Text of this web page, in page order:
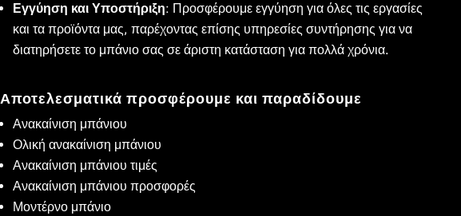
Εγγύηση και Υποστήριξη: Προσφέρουμε εγγύηση για όλες τις εργασίες
και τα προϊόντα μας, παρέχοντας επίσης υπηρεσίες συντήρησης για να
διατηρήσετε το μπάνιο σας σε άριστη κατάσταση για πολλά χρόνια.
Αποτελεσματικά προσφέρουμε και παραδίδουμε
Ανακαίνιση μπάνιου
Ολική ανακαίνιση μπάνιου
Ανακαίνιση μπάνιου τιμές
Ανακαίνιση μπάνιου προσφορές
Μοντέρνο μπάνιο